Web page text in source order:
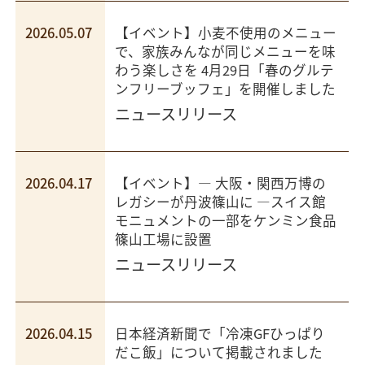
2026.05.07
【イベント】小麦不使用のメニュー
で、家族みんなが同じメニューを味
わう楽しさを 4月29日「春のグルテ
ンフリーブッフェ」を開催しました
ニュースリリース
2026.04.17
【イベント】― 大阪・関西万博の
レガシーが丹波篠山に ―スイス館
モニュメントの一部をケンミン食品
篠山工場に設置
ニュースリリース
2026.04.15
日本経済新聞で「冷凍GFひっぱり
だこ飯」について掲載されました